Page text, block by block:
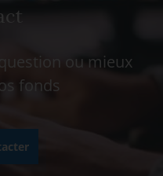
ou mieux
fonds